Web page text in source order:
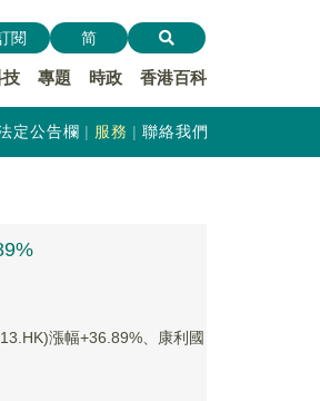
技 專題 時政 香港百科
閱 简
定公告欄 服務 聯絡我們
漲幅+36.89%、康利國